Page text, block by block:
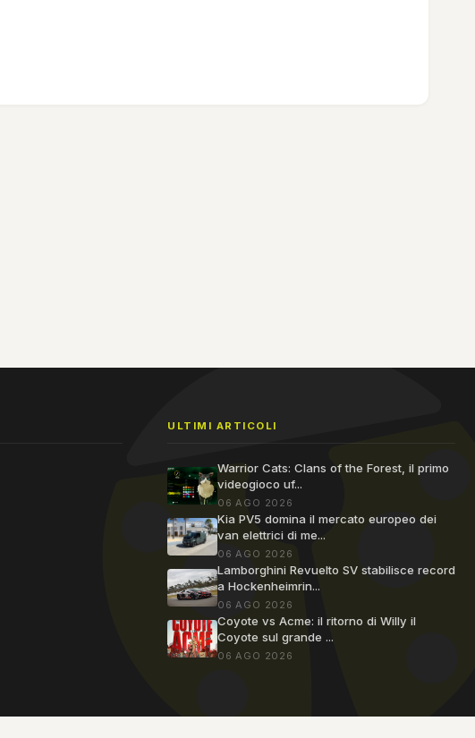
ULTIMI ARTICOLI
Warrior Cats: Clans of the Forest, il primo
videogioco uf...
06 AGO 2026
Kia PV5 domina il mercato europeo dei
van elettrici di me...
06 AGO 2026
Lamborghini Revuelto SV stabilisce record
a Hockenheimrin...
06 AGO 2026
Coyote vs Acme: il ritorno di Willy il
Coyote sul grande ...
06 AGO 2026